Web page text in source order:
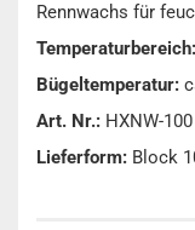
Rennwachs für
Temperaturbereich:
Bügeltemperatur:
Art. Nr.: HXNW-100
Lieferform: Block